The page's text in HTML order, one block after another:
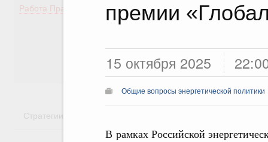
премии
15 октября 2025
Общие вопросы энергетической политики
В рамках Российской
Работа Правительства
Демография
Здоровье
Общество
Государство
Стратегии